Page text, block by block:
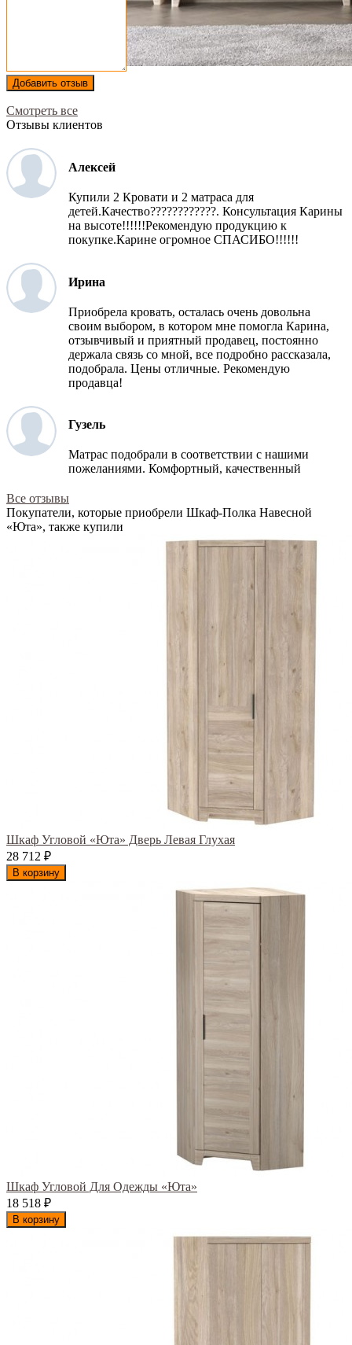
Добавить отзыв
Смотреть все
Отзывы клиентов
Алексей
Купили 2 Кровати и 2 матраса для
детей.Качество????????????. Консультация Карины
на высоте!!!!!!Рекомендую продукцию к
покупке.Карине огромное СПАСИБО!!!!!!
Ирина
Приобрела кровать, осталась очень довольна
своим выбором, в котором мне помогла Карина,
отзывчивый и приятный продавец, постоянно
держала связь со мной, все подробно рассказала,
подобрала. Цены отличные. Рекомендую
продавца!
Гузель
Матрас подобрали в соответствии с нашими
пожеланиями. Комфортный, качественный
Все отзывы
Покупатели, которые приобрели Шкаф-Полка Навесной
«Юта», также купили
Шкаф Угловой «Юта» Дверь Левая Глухая
28 712 ₽
В корзину
Шкаф Угловой Для Одежды «Юта»
18 518 ₽
В корзину